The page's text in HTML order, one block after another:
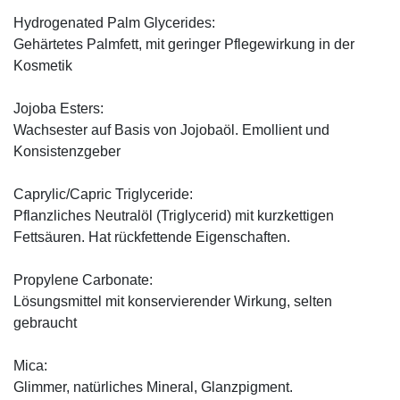
Hydrogenated Palm Glycerides:
Gehärtetes Palmfett, mit geringer Pflegewirkung in der
Kosmetik
Jojoba Esters:
Wachsester auf Basis von Jojobaöl. Emollient und
Konsistenzgeber
Caprylic/Capric Triglyceride:
Pflanzliches Neutralöl (Triglycerid) mit kurzkettigen
Fettsäuren. Hat rückfettende Eigenschaften.
Propylene Carbonate:
Lösungsmittel mit konservierender Wirkung, selten
gebraucht
Mica:
Glimmer, natürliches Mineral, Glanzpigment.